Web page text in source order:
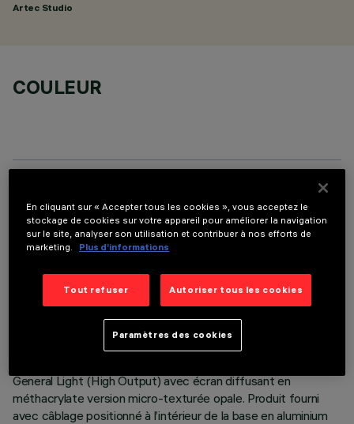
Artec Studio
COULEUR
DONNÉES TECHNIQUES
DERNIÈRE MISE À JOUR: 07/08/2026
Lampe pour application plafond-sol (Lmax=4000mm)
suspendue par filin de retenue en acier. Profil du corps en
aluminium extrudé version Frameless avec embouts de
fermeture en zamak moulé sous pression. Module avec
General Light (High Output) avec écran diffusant en
méthacrylate version micro-texturée opale. Produit fourni
avec câblage positionné à l’intérieur de la base en aluminium
En cliquant sur « Accepter tous les cookies », vous acceptez le
stockage de cookies sur votre appareil pour améliorer la navigation
sur le site, analyser son utilisation et contribuer à nos efforts de
marketing.
Plus d’informations
Tout refuser Autoriser tous les cookies
Paramètres des cookies